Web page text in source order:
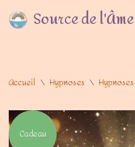
Aller Source de l'Âme
Accueil \ Hypnoses \
Cadeau